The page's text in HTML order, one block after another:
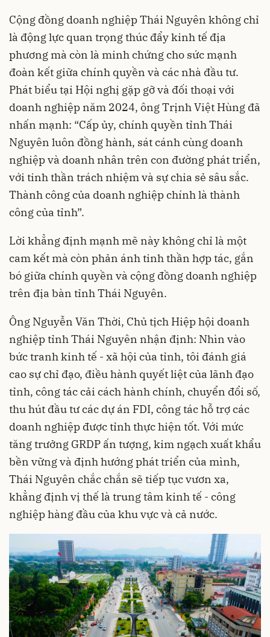
Cộng đồng doanh nghiệp Thái Nguyên không chỉ
là động lực quan trọng thúc đẩy kinh tế địa
phương mà còn là minh chứng cho sức mạnh
đoàn kết giữa chính quyền và các nhà đầu tư.
Phát biểu tại Hội nghị gặp gỡ và đối thoại với
doanh nghiệp năm 2024, ông Trịnh Việt Hùng đã
nhấn mạnh: “Cấp ủy, chính quyền tỉnh Thái
Nguyên luôn đồng hành, sát cánh cùng doanh
nghiệp và doanh nhân trên con đường phát triển,
với tinh thần trách nhiệm và sự chia sẻ sâu sắc.
Thành công của doanh nghiệp chính là thành
công của tỉnh”.
Lời khẳng định mạnh mẽ này không chỉ là một
cam kết mà còn phản ánh tinh thần hợp tác, gắn
bó giữa chính quyền và cộng đồng doanh nghiệp
trên địa bàn tỉnh Thái Nguyên.
Ông Nguyễn Văn Thời, Chủ tịch Hiệp hội doanh
nghiệp tỉnh Thái Nguyên nhận định: Nhìn vào
bức tranh kinh tế - xã hội của tỉnh, tôi đánh giá
cao sự chỉ đạo, điều hành quyết liệt của lãnh đạo
tỉnh, công tác cải cách hành chính, chuyển đổi số,
thu hút đầu tư các dự án FDI, công tác hỗ trợ các
doanh nghiệp được tỉnh thực hiện tốt. Với mức
tăng trưởng GRDP ấn tượng, kim ngạch xuất khẩu
bền vững và định hướng phát triển của mình,
Thái Nguyên chắc chắn sẽ tiếp tục vươn xa,
khẳng định vị thế là trung tâm kinh tế - công
nghiệp hàng đầu của khu vực và cả nước.